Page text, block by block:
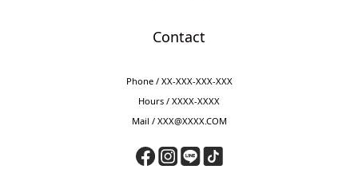
Contact
Phone / XX-XXX-XXX-XXX
Hours / XXXX-XXXX
Mail / XXX@XXXX.COM